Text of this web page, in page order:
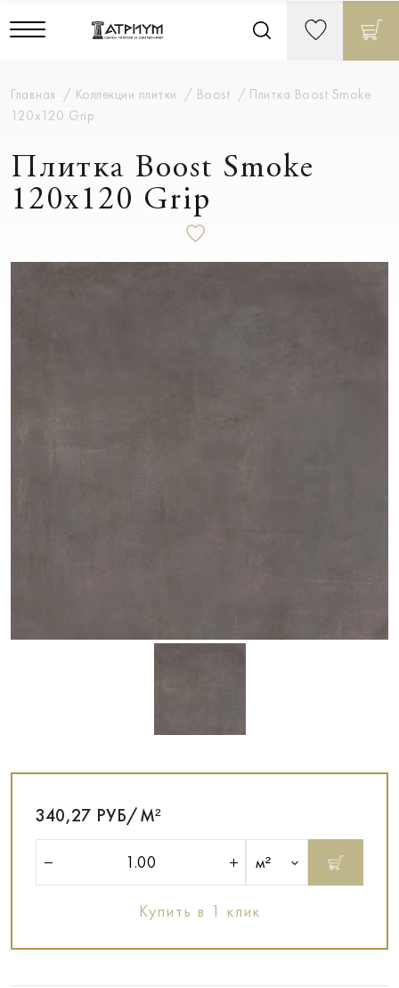
Главная Коллекции плитки Boost
Плитка Boost Smoke
120x120 Grip
Плитка Boost Smoke
120x120 Grip
340,27 РУБ/М²
м²
Купить в 1 клик